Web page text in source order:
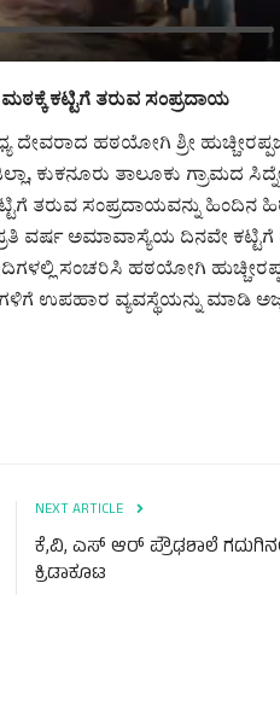
ಕಟ್ಟಿಗೆ ತರುವ ಸಂಪ್ರದಾಯ
ದೇವರಾದ ಹಠಯೋಗಿ ಶ್ರೀ
ಕುಕನೂರು ತಾಲೂಕು ಗ್ರಾಮದ
ತರುವ ಸಂಪ್ರದಾಯವನ್ನು
ವರ್ಷ ಅಮಾವಾಸ್ಯೆಯ ದಿನವೇ ಕಟ್ಟಿಗೆ
ಸಂಚರಿಸಿ ಹಠಯೋಗಿ
ಉಪಹಾರ ವ್ಯವಸ್ಥೆಯನ್ನು ಮಾಡಿ
NEXT ARTICLE
ಕೆ,ವಿ, ಎಸ್ ಆರ್ ಪ್ರೌಢಶಾಲೆ
ಕ್ರಿಡಾಕೂಟ